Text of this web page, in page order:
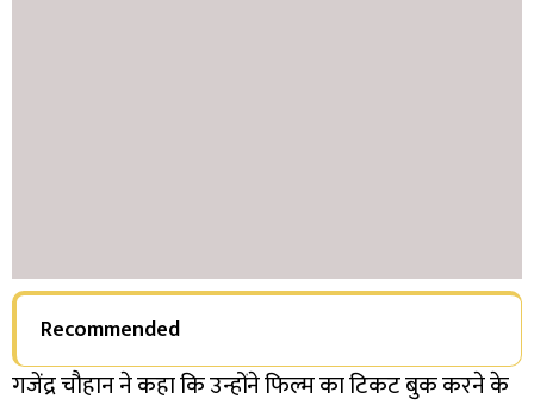
Recommended
गजेंद्र चौहान ने कहा कि उन्होंने फिल्म का टिकट बुक करने के